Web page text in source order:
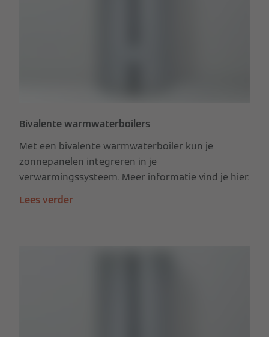
Bivalente warmwaterboilers
Met een bivalente warmwaterboiler kun je
zonnepanelen integreren in je
verwarmingssysteem. Meer informatie vind je hier.
Lees verder